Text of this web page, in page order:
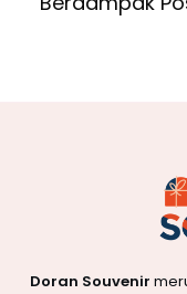
Doran Souvenir